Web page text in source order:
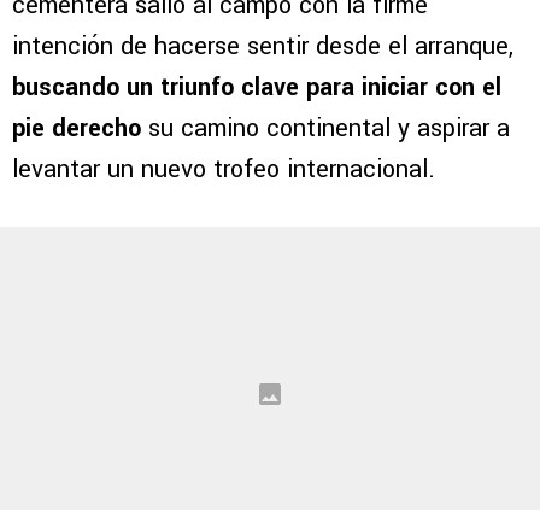
intención de hacerse sentir desde el arranque,
buscando un triunfo clave para iniciar con el
pie derecho su camino continental y aspirar a
levantar un nuevo trofeo internacional.